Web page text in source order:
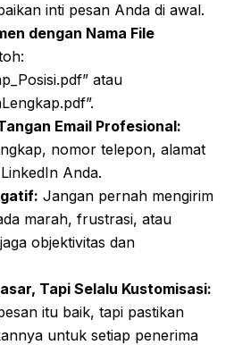
inti pesan Anda di awal.
dengan Nama File
atau
Email Profesional:
nomor telepon, alamat
Anda.
Jangan pernah mengirim
marah, frustrasi, atau
objektivitas dan
Tapi Selalu Kustomisasi:
itu baik, tapi pastikan
untuk setiap penerima